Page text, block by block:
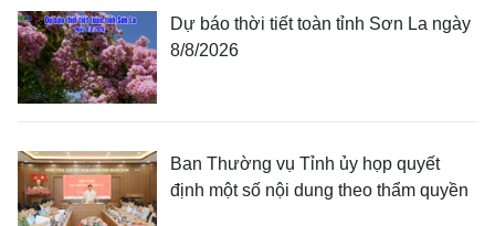
Dự báo thời tiết toàn tỉnh Sơn La ngày
8/8/2026
Ban Thường vụ Tỉnh ủy họp quyết
định một số nội dung theo thẩm quyền